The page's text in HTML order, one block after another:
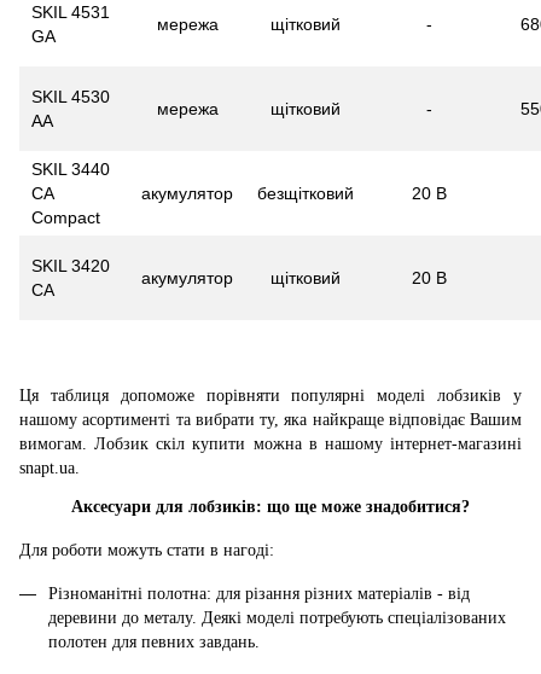
SKIL 4531
GA
мережа щітковий -
SKIL 4530
AA
мережа щітковий -
SKIL 3440
CA
Compact
акумулятор безщітковий 20 В
SKIL 3420
CA
акумулятор щітковий 20 В
Ця таблиця допоможе порівняти популярні моделі лобзиків у
нашому асортименті та вибрати ту, яка найкраще відповідає Вашим
вимогам. Лобзик скіл купити можна в нашому інтернет-магазині
snapt.ua.
Аксесуари для лобзиків: що ще може знадобитися?
Для роботи можуть стати в нагоді:
Різноманітні полотна: для різання різних матеріалів - від
деревини до металу. Деякі моделі потребують спеціалізованих
полотен для певних завдань.